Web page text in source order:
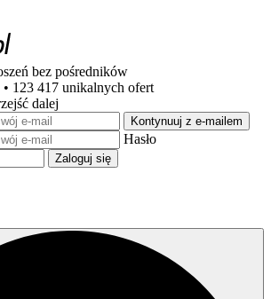
bez pośredników
123 417 unikalnych ofert
dalej
Kontynuuj z e-mailem
Hasło
Zaloguj się